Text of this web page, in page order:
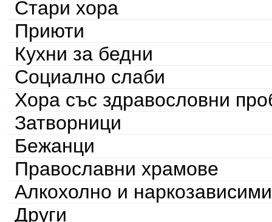
Стари хора
Приюти
Кухни за бедни
Социално слаби
Хора със здравословни
Затворници
Бежанци
Православни храмове
Алкохолно и наркозависими
Други